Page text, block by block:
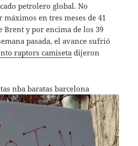
petrolero global. No
máximos en tres meses de 41
Brent y por encima de los 39
pasada, el avance sufrió
raptors camiseta dijeron